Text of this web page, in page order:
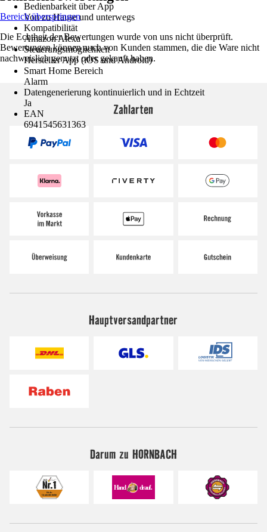
Bedienbarkeit über App
Von zu Hause und unterwegs
Kompatibilität
Amazon Alexa
Steuerungsmöglichkeit
Hersteller App (iOS und Android)
Smart Home Bereich
Alarm
Datengenerierung kontinuierlich und in Echtzeit
Ja
EAN
6941545631363
Bereich überspringen
Die Echtheit der Bewertungen wurde von uns nicht überprüft.
Bewertungen können auch von Kunden stammen, die die Ware nicht
nachweislich genutzt oder gekauft haben.
Zahlarten
Hauptversandpartner
Darum zu HORNBACH